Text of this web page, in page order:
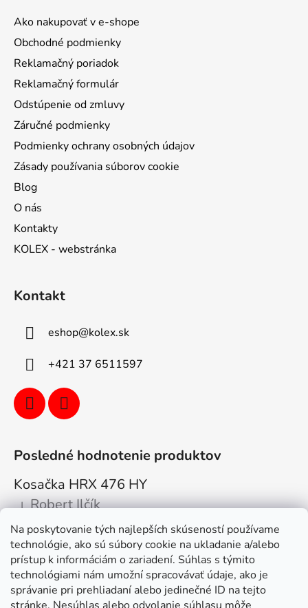
Na poskytovanie tých najlepších skúseností používame
technológie, ako sú súbory cookie na ukladanie a/alebo
prístup k informáciám o zariadení. Súhlas s týmito
technológiami nám umožní spracovávať údaje, ako je
správanie pri prehliadaní alebo jedinečné ID na tejto
Ako nakupovať v e-shope
Obchodné podmienky
Reklamačný poriadok
Reklamačný formulár
Odstúpenie od zmluvy
Záručné podmienky
Podmienky ochrany osobných údajov
Zásady používania súborov cookie
Blog
O nás
Kontakty
KOLEX - webstránka
Kontakt
eshop@kolex.sk
+421 37 6511597
Posledné hodnotenie produktov
Kosačka HRX 476 HY
Hodnotenie produktu je 5 z 5 hviezdičiek.
| Robert Ilčík
Super. Odporúčam
Facebook